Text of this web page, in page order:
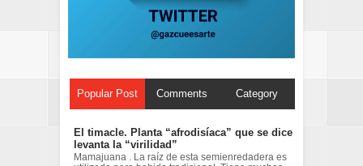
Popular Post Comments Category
El timacle. Planta “afrodisíaca” que se dice
levanta la “virilidad”
Mamajuana . La raíz de esta semienredadera es